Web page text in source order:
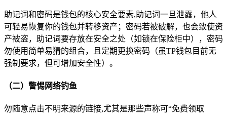
助记词和密码是钱包的核心安全要素,助记词一旦泄露，他人
可轻易恢复你的钱包并转移资产；密码若被破解，也会致使资
产被盗，助记词要存放在安全之处（如锁在保险柜中），密码
勿使用简单易猜的组合，且定期更换密码（虽TP钱包目前无
强制要求，但可增加安全性）。
（二）警惕网络钓鱼
勿随意点击不明来源的链接,尤其是那些声称可“免费领取